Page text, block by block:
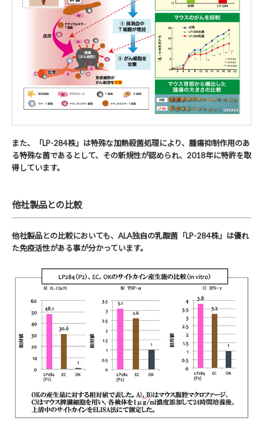
また、「LP-284株」は特殊な加熱殺菌処理により、腫瘍抑制作用のあ
る特殊な菌であるとして、その新規性が認められ、2018年に特許を取
得しています。
他社製品との比較
他社製品との比較においても、ALA独自の乳酸菌「LP-284株」は優れ
た免疫活性がある事が分かっています。